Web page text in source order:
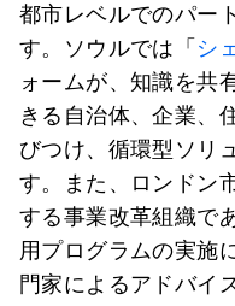
都市レベルでのパー
す。ソウルでは「 シ
ォームが、知識を共
きる自治体、企業、
びつけ、循環型ソリ
す。また、ロンドン
する事業改革組織で
用プログラムの実施
門家によるアドバイ